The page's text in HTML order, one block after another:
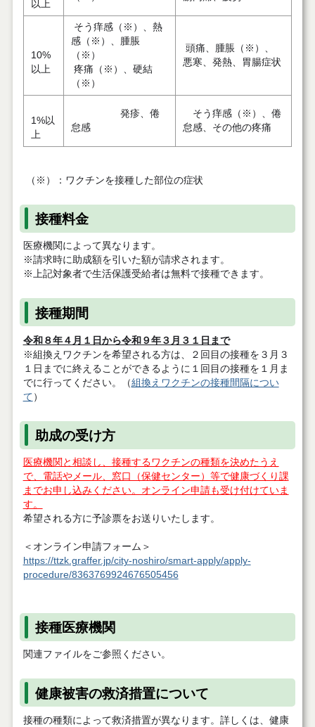
以上
10%
以上
そう痒感（※）、熱
感（※）、腫脹
（※）
疼痛（※）、硬結
（※）
頭痛、腫脹（※）、
悪寒、発熱、胃腸症状
1%以
上
発疹、倦
怠感
そう痒感（※）、倦
怠感、その他の疼痛
（※）：ワクチンを接種した部位の症状
接種料金
医療機関によって異なります。
※請求時に助成額を引いた額が請求されます。
※上記対象者で生活保護受給者は無料で接種できます。
接種期間
令和８年４月１日から令和９年３月３１日まで
※組換えワクチンを希望される方は、２回目の接種を３月３
１日までに終えることができるように１回目の接種を１月ま
でに行ってください。（組換えワクチンの接種間隔につい
て ）
助成の受け方
医療機関と相談し、接種するワクチンの種類を決めたうえ
で、電話やメール、窓口（保健センター）等で健康づくり課
までお申し込みください。オンライン申請も受け付けていま
す。
希望される方に予診票をお送りいたします。
＜オンライン申請フォーム＞
https://ttzk.graffer.jp/city-noshiro/smart-apply/apply-
procedure/8363769924676505456
接種医療機関
関連ファイルをご参照ください。
健康被害の救済措置について
接種の種類によって救済措置が異なります。詳しくは、健康